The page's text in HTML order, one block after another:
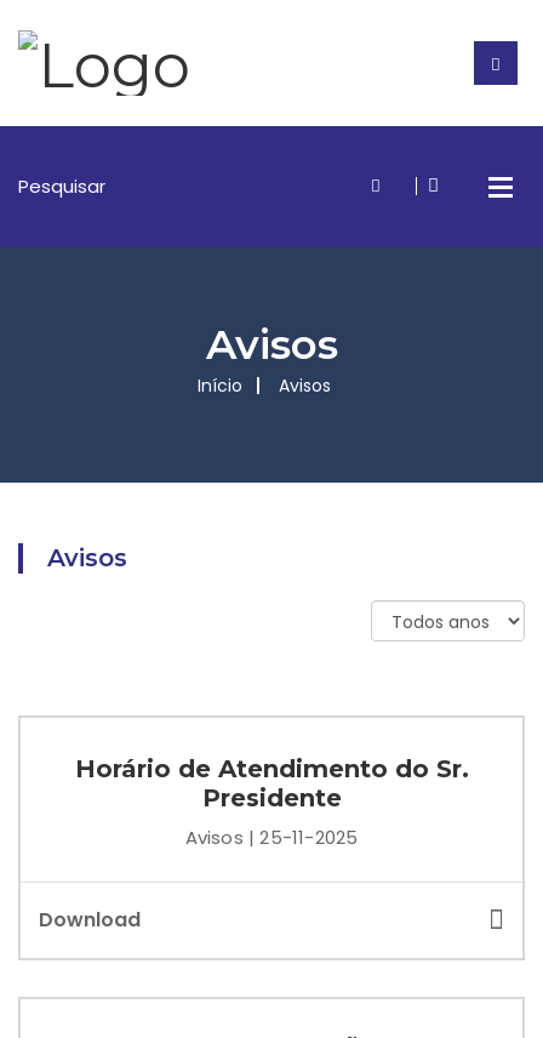
Avisos
Início Avisos
Avisos
Horário de Atendimento do Sr.
Presidente
Avisos | 25-11-2025
Download